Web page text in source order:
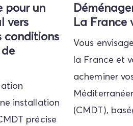
pour un
vers
conditions
installation
précise
La France
Vous
la France et
acheminer
(CMDT),